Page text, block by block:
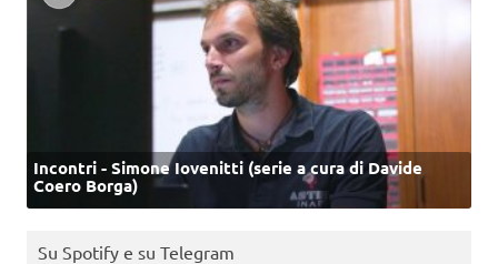
Incontri - Simone Iovenitti (serie a cura di Davide
Coero Borga)
Su Spotify e su Telegram